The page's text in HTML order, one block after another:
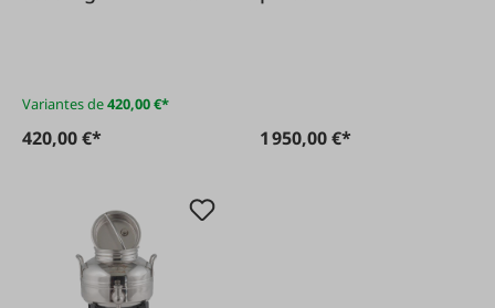
Variantes de420,00 €*
420,00 €* 1 950,00 €*